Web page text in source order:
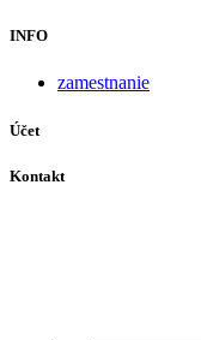
INFO
zamestnanie
Účet
Kontakt